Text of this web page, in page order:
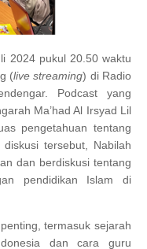
2024 pukul 20.50 waktu
(live streaming) di Radio
Podcast yang
Ma’had Al Irsyad Lil
pengetahuan tentang
tersebut, Nabilah
dan berdiskusi tentang
pendidikan Islam di
termasuk sejarah
dan cara guru